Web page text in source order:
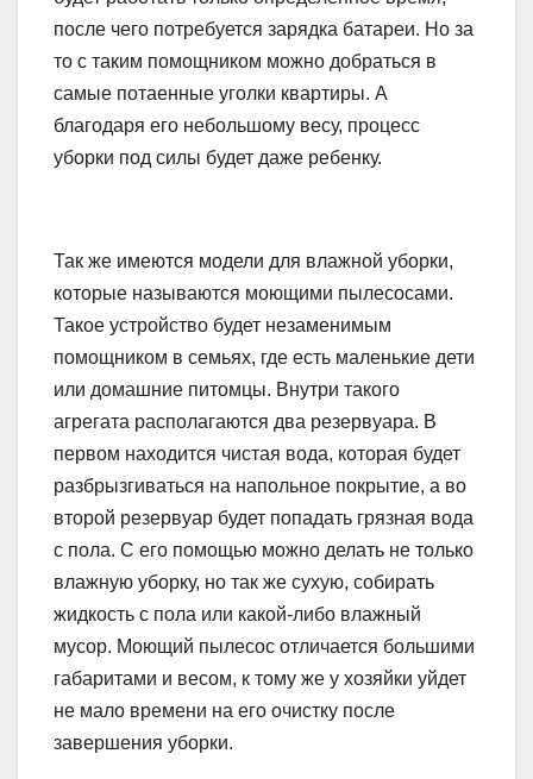
после чего потребуется зарядка батареи. Но за
то с таким помощником можно добраться в
самые потаенные уголки квартиры. А
благодаря его небольшому весу, процесс
уборки под силы будет даже ребенку.
Так же имеются модели для влажной уборки,
которые называются моющими пылесосами.
Такое устройство будет незаменимым
помощником в семьях, где есть маленькие дети
или домашние питомцы. Внутри такого
агрегата располагаются два резервуара. В
первом находится чистая вода, которая будет
разбрызгиваться на напольное покрытие, а во
второй резервуар будет попадать грязная вода
с пола. С его помощью можно делать не только
влажную уборку, но так же сухую, собирать
жидкость с пола или какой-либо влажный
мусор. Моющий пылесос отличается большими
габаритами и весом, к тому же у хозяйки уйдет
не мало времени на его очистку после
завершения уборки.